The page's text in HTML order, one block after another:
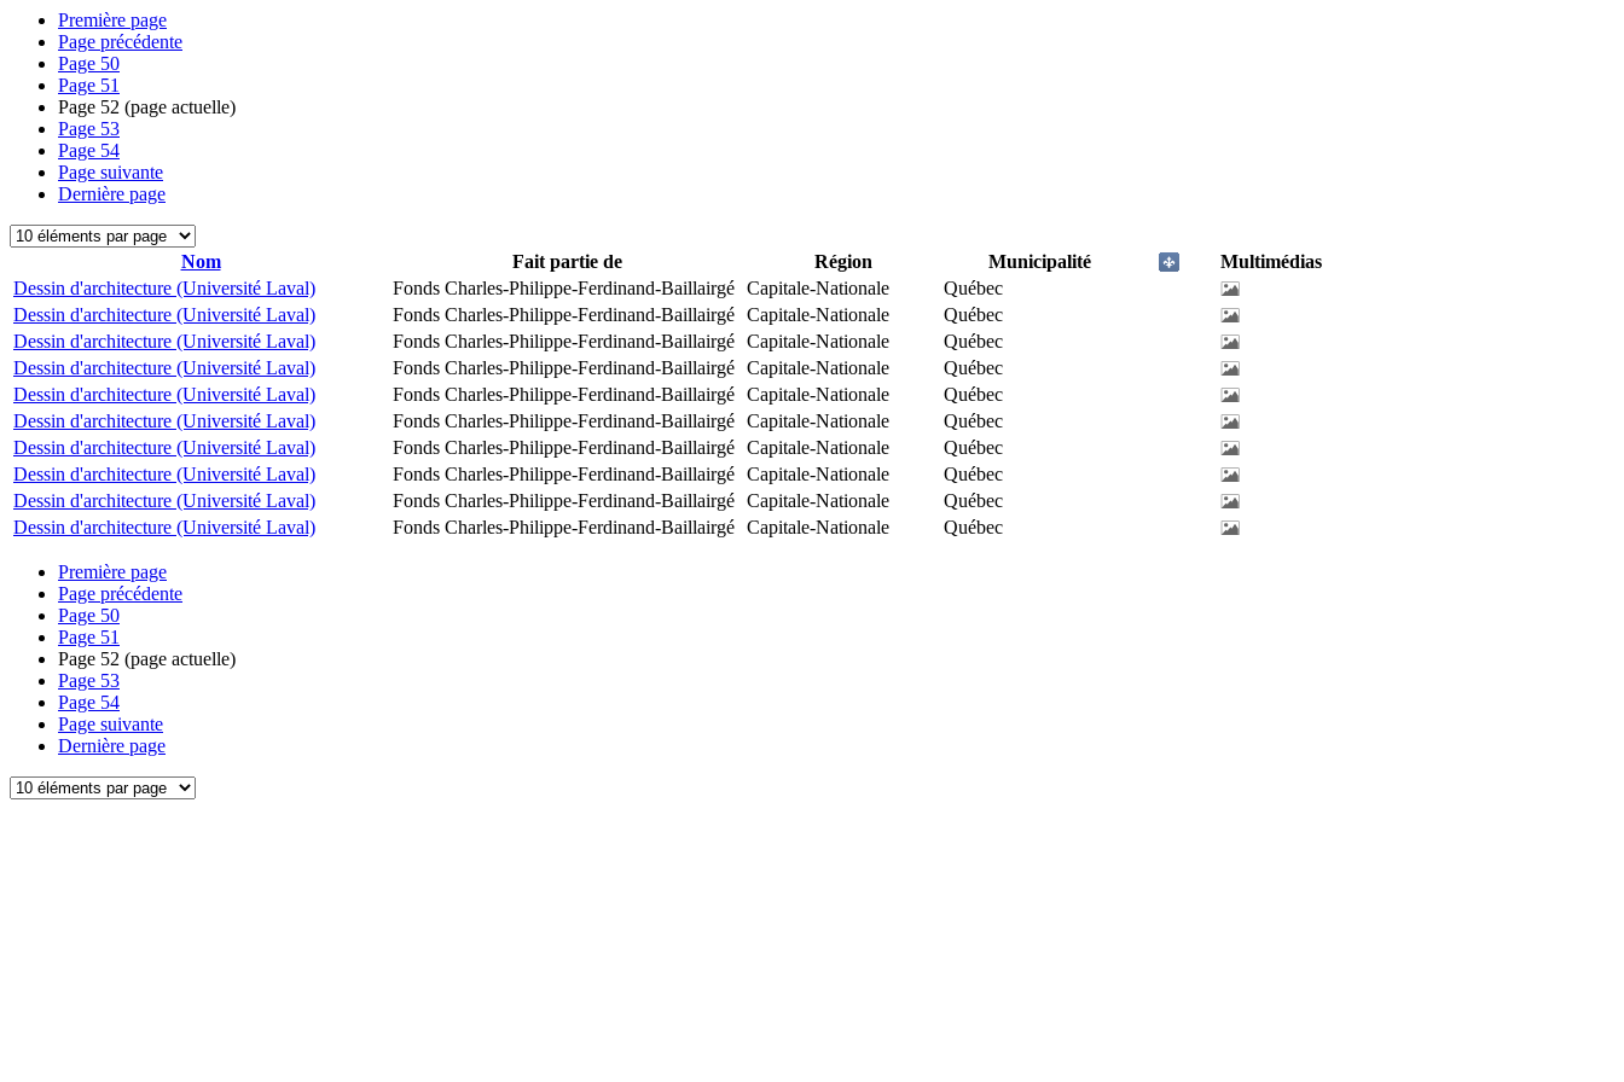
Première page
Page précédente
Page 50
Page 51
Page 52 (page actuelle)
Page 53
Page 54
Page suivante
Dernière page
Nom Fait partie de Région Municipalité
Multimédias
Dessin d'architecture (Université Laval)
Fonds Charles-Philippe-Ferdinand-Baillairgé Capitale-Nationale
Québec
Dessin d'architecture (Université Laval)
Fonds Charles-Philippe-Ferdinand-Baillairgé Capitale-Nationale
Québec
Dessin d'architecture (Université Laval)
Fonds Charles-Philippe-Ferdinand-Baillairgé Capitale-Nationale
Québec
Dessin d'architecture (Université Laval)
Fonds Charles-Philippe-Ferdinand-Baillairgé Capitale-Nationale
Québec
Dessin d'architecture (Université Laval)
Fonds Charles-Philippe-Ferdinand-Baillairgé Capitale-Nationale
Québec
Dessin d'architecture (Université Laval)
Fonds Charles-Philippe-Ferdinand-Baillairgé Capitale-Nationale
Québec
Dessin d'architecture (Université Laval)
Fonds Charles-Philippe-Ferdinand-Baillairgé Capitale-Nationale
Québec
Dessin d'architecture (Université Laval)
Fonds Charles-Philippe-Ferdinand-Baillairgé Capitale-Nationale
Québec
Dessin d'architecture (Université Laval)
Fonds Charles-Philippe-Ferdinand-Baillairgé Capitale-Nationale
Québec
Dessin d'architecture (Université Laval)
Fonds Charles-Philippe-Ferdinand-Baillairgé Capitale-Nationale Québec
Première page
Page précédente
Page 50
Page 51
Page 52 (page actuelle)
Page 53
Page 54
Page suivante
Dernière page